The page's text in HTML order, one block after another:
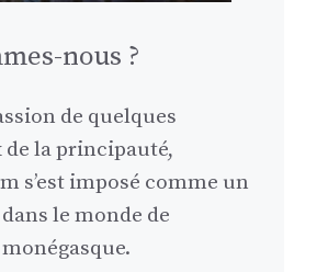
nous ?
de quelques
la principauté,
s’est imposé comme un
le monde de